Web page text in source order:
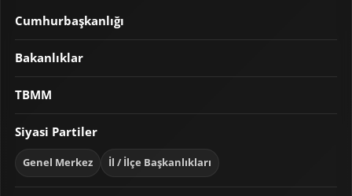
Cumhurbaşkanlığı
Bakanlıklar
TBMM
Siyasi Partiler
Genel Merkez İl / İlçe Başkanlıkları